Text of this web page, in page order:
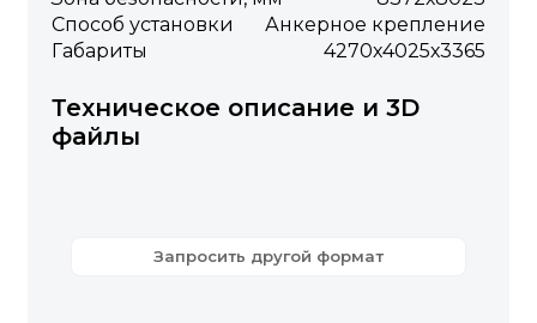
Способ установки
Анкерное крепление
Габариты
4270х4025х3365
Техническое описание и 3D
файлы
Запросить другой формат